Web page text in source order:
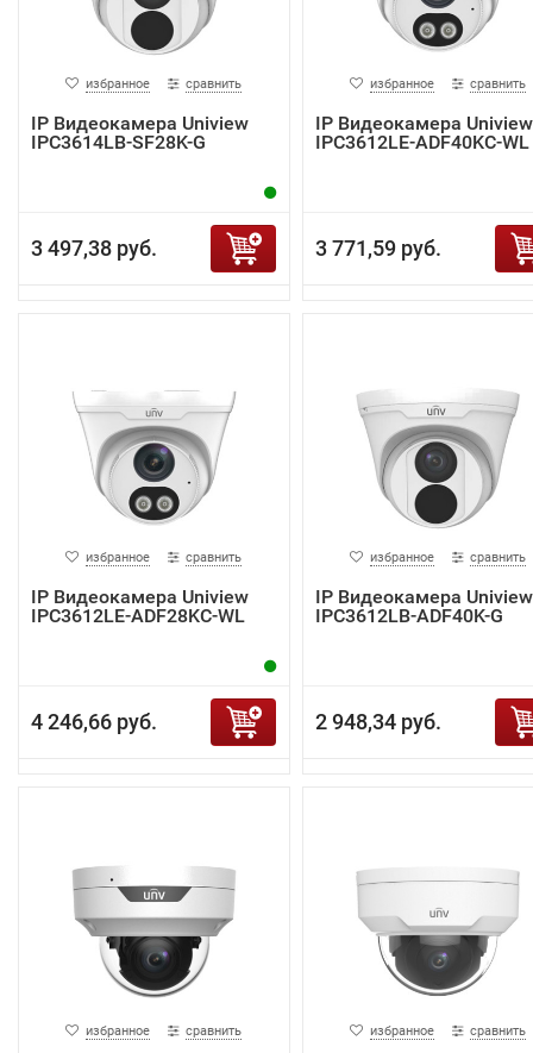
избранное сравнить
IP Видеокамера Uniview
IPC3614LB-SF28K-G
3 497,38 руб.
избранное сравнить
IP Видеокамера Uniview
IPC3612LE-ADF40KC-WL
3 771,59 руб.
избранное сравнить
IP Видеокамера Uniview
IPC3612LE-ADF28KC-WL
4 246,66 руб.
избранное сравнить
IP Видеокамера Uniview
IPC3612LB-ADF40K-G
2 948,34 руб.
избранное сравнить избранное сравнить